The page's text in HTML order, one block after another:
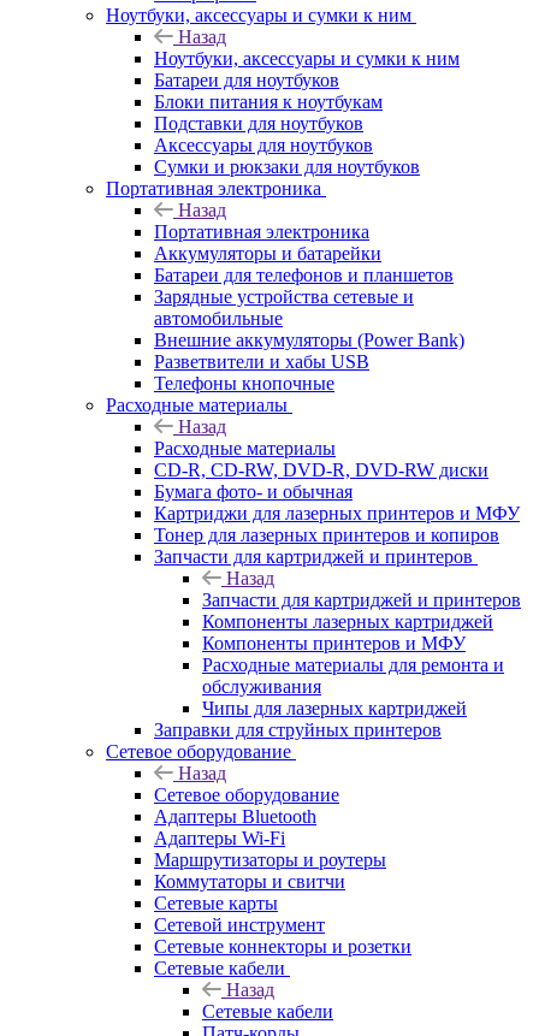
Ноутбуки, аксессуары и сумки к ним
Назад
Ноутбуки, аксессуары и сумки к ним
Батареи для ноутбуков
Блоки питания к ноутбукам
Подставки для ноутбуков
Аксессуары для ноутбуков
Сумки и рюкзаки для ноутбуков
Портативная электроника
Назад
Портативная электроника
Аккумуляторы и батарейки
Батареи для телефонов и планшетов
Зарядные устройства сетевые и
автомобильные
Внешние аккумуляторы (Power Bank)
Разветвители и хабы USB
Телефоны кнопочные
Расходные материалы
Назад
Расходные материалы
CD-R, CD-RW, DVD-R, DVD-RW диски
Бумага фото- и обычная
Картриджи для лазерных принтеров и МФУ
Тонер для лазерных принтеров и копиров
Запчасти для картриджей и принтеров
Назад
Запчасти для картриджей и принтеров
Компоненты лазерных картриджей
Компоненты принтеров и МФУ
Расходные материалы для ремонта и
обслуживания
Чипы для лазерных картриджей
Заправки для струйных принтеров
Сетевое оборудование
Назад
Сетевое оборудование
Адаптеры Bluetooth
Адаптеры Wi-Fi
Маршрутизаторы и роутеры
Коммутаторы и свитчи
Сетевые карты
Сетевой инструмент
Сетевые коннекторы и розетки
Сетевые кабели
Назад
Сетевые кабели